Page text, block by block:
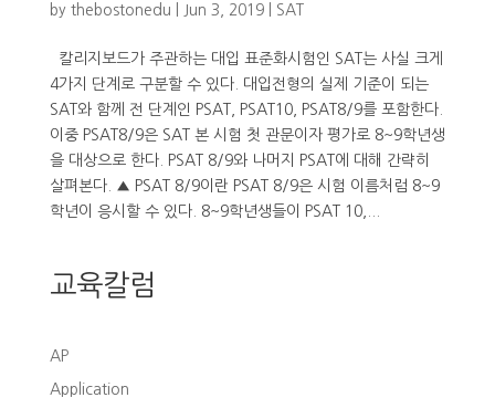
by thebostonedu Jun 3, 2019| SAT
칼리지보드가 주관하는 대입 표준화시험인 SAT는 사실 크게
4가지 단계로 구분할 수 있다. 대입전형의 실제 기준이 되는
SAT와 함께 전 단계인 PSAT, PSAT10, PSAT8/9를 포함한다.
이중 PSAT8/9은 SAT 본 시험 첫 관문이자 평가로 8~9학년생
을 대상으로 한다. PSAT 8/9와 나머지 PSAT에 대해 간략히
살펴본다. ▲ PSAT 8/9이란 PSAT 8/9은 시험 이름처럼 8~9
학년이 응시할 수 있다. 8~9학년생들이 PSAT 10,...
교육칼럼
AP
Application